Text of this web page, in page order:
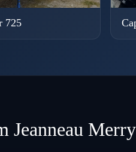
725
Jeanneau Merry